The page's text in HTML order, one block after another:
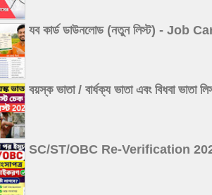
যব কার্ড ডাউনলোড (নতুন লিস্ট) -
বয়স্ক ভাতা / বার্ধক্য ভাতা এবং
SC/ST/OBC Re-Verification 2026: